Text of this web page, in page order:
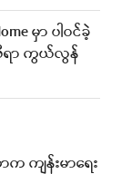
မှာ ပါဝင်ခဲ့
ဗီရာ ကွယ်လွန်
ကျန်းမာရေး